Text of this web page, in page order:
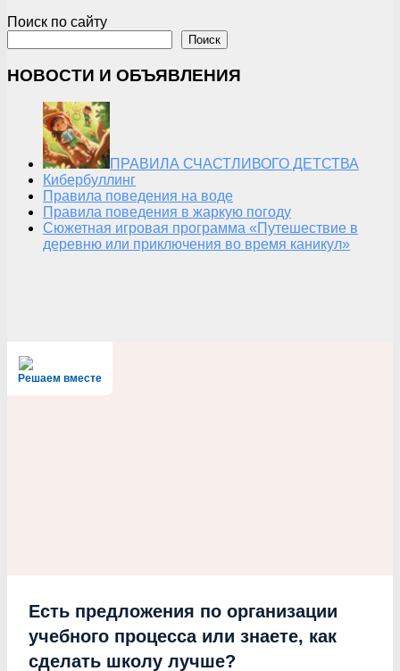
Поиск по сайту
Поиск
НОВОСТИ И ОБЪЯВЛЕНИЯ
ПРАВИЛА СЧАСТЛИВОГО ДЕТСТВА
Кибербуллинг
Правила поведения на воде
Правила поведения в жаркую погоду
Сюжетная игровая программа «Путешествие в
деревню или приключения во время каникул»
Решаем вместе
Есть предложения по организации
учебного процесса или знаете, как
сделать школу лучше?